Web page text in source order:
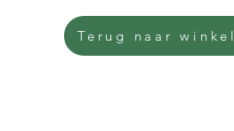
Terug naar winkel